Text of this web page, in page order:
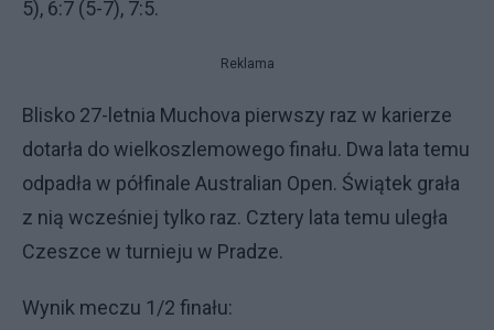
5), 6:7 (5-7), 7:5.
Reklama
Blisko 27-letnia Muchova pierwszy raz w karierze
dotarła do wielkoszlemowego finału. Dwa lata temu
odpadła w półfinale Australian Open. Świątek grała
z nią wcześniej tylko raz. Cztery lata temu uległa
Czeszce w turnieju w Pradze.
Wynik meczu 1/2 finału: